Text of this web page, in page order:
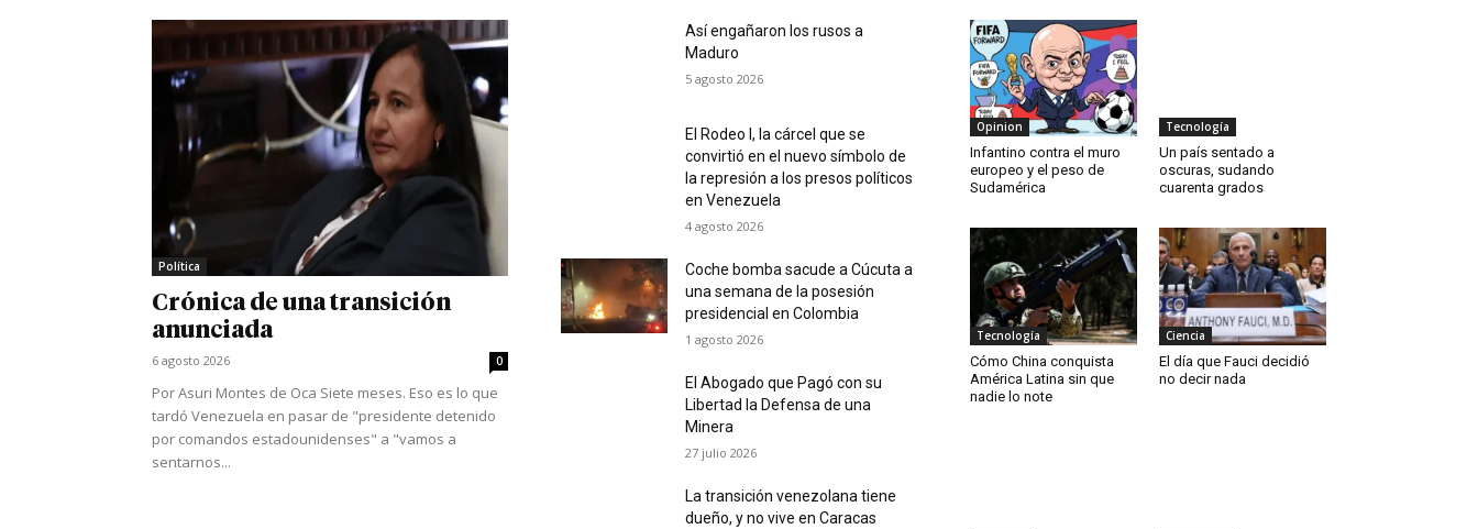
Política
Crónica de una transición
anunciada
6 agosto 2026 0
Por Asuri Montes de Oca Siete meses. Eso es lo que
tardó Venezuela en pasar de "presidente detenido
por comandos estadounidenses" a "vamos a
sentarnos...
Así engañaron los rusos a
Maduro
5 agosto 2026
El Rodeo I, la cárcel que se
convirtió en el nuevo símbolo de
la represión a los presos políticos
en Venezuela
4 agosto 2026
Coche bomba sacude a Cúcuta a
una semana de la posesión
presidencial en Colombia
1 agosto 2026
El Abogado que Pagó con su
Libertad la Defensa de una
Minera
27 julio 2026
La transición venezolana tiene
dueño, y no vive en Caracas
Opinion
Infantino contra el muro
europeo y el peso de
Sudamérica
Tecnología
Un país sentado a
oscuras, sudando
cuarenta grados
Tecnología
Cómo China conquista
América Latina sin que
nadie lo note
Ciencia
El día que Fauci decidió
no decir nada